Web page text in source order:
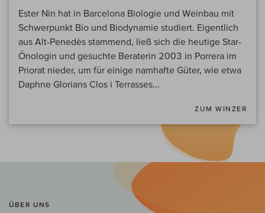
Ester Nin hat in Barcelona Biologie und Weinbau mit
Schwerpunkt Bio und Biodynamie studiert. Eigentlich
aus Alt-Penedès stammend, ließ sich die heutige Star-
Önologin und gesuchte Beraterin 2003 in Porrera im
Priorat nieder, um für einige namhafte Güter, wie etwa
Daphne Glorians Clos i Terrasses...
ZUM WINZER
ÜBER UNS